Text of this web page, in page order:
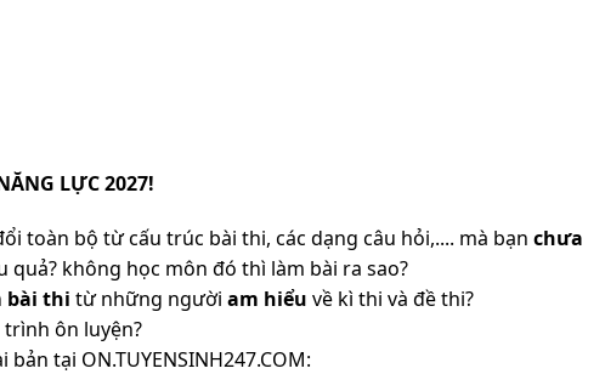
LỰC 2027!
toàn bộ từ cấu trúc bài thi, các dạng câu hỏi,.... mà bạn chưa
quả? không học môn đó thì làm bài ra sao?
bài thi từ những người am hiểu về kì thi và đề thi?
ôn luyện?
tại ON.TUYENSINH247.COM: